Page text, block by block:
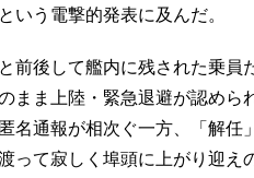
いう電撃的発表に及んだ。
前後して艦内に残された乗員
まま上陸・緊急退避が認め
名通報が相次ぐ一方、「解任
って寂しく埠頭に上がり迎え